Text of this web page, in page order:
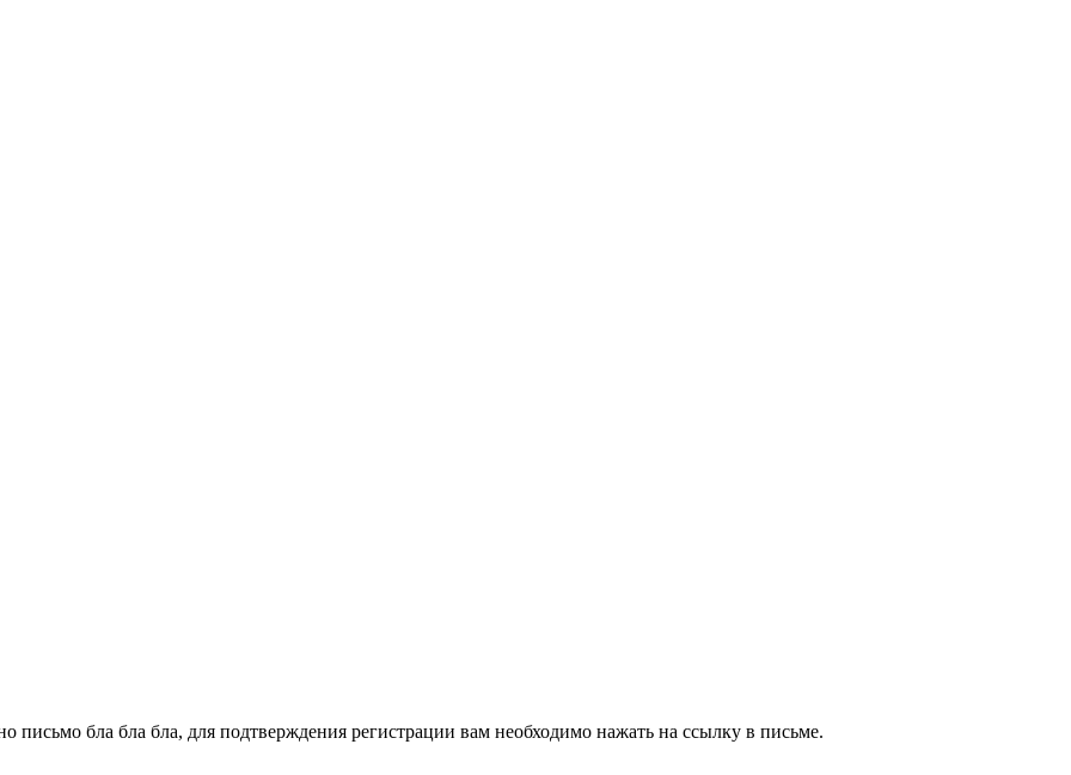
письмо бла бла бла, для подтверждения регистрации вам необходимо нажать на ссылку в письме.